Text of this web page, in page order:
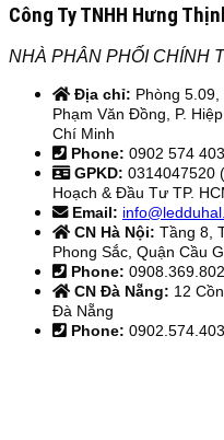
Công Ty TNHH Hưng
NHÀ PHÂN PHỐI CHÍNH
Địa chỉ: Phòng
Phạm Văn Đồng, P.
Chí Minh
Phone: 0902 574
GPKD: 0314047520
Hoạch & Đầu Tư TP.
Email:
CN Hà Nội: Tầng 8,
Phong Sắc, Quận Cầu
Phone: 0908.369.802
CN Đà Nẵng: 12
Đà Nẵng
Phone: 0902.574.403